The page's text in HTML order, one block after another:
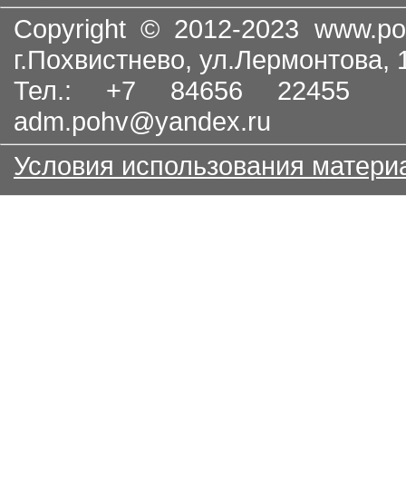
Copyright © 2012-2023
г.Похвистнево, ул.Лермонтова,
Тел.: +7 84656
adm.pohv@yandex.ru
Условия использования